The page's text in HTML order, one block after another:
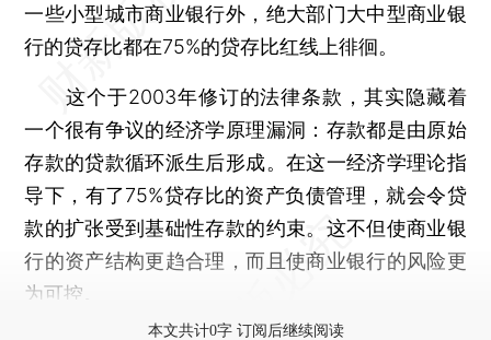
一些小型城市商业银行外，绝大部门大中型商业银
行的贷存比都在75%的贷存比红线上徘徊。
这个于2003年修订的法律条款，其实隐藏着
一个很有争议的经济学原理漏洞：存款都是由原始
存款的贷款循环派生后形成。在这一经济学理论指
导下，有了75%贷存比的资产负债管理，就会令贷
款的扩张受到基础性存款的约束。这不但使商业银
行的资产结构更趋合理，而且使商业银行的风险更
为可控。
本文共计0字 订阅后继续阅读